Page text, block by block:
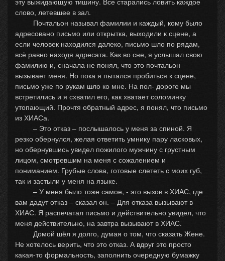
слово, летевшее в зал.
Почтальон называл фамилии и каждый, кому было
адресовано письмо или открытка, выходили к сцене, а
если человек находился далеко, письмо шло по рядам,
всё равно находя адресата. Как во сне, я услышал свою
фамилию и, сначала не понял, что это почтальон
вызывает меня. Но пока я пытался пробиться к сцене,
письмо уже по рукам шло ко мне. На пол- дороге мы
встретились и я схватил его, как хватает соломинку
утопающий. Прочтя обратный адрес, я понял, что письмо
из ХИАСа.
– Это отказ – послышалось у меня за спиной. Я
резко обернулся, желая ответить умнику пару ласковых,
но обернувшись увидел пожилого мужчину с грустным
лицом, смотревшим на меня с сожалением и
пониманием. Грубые слова, готовые слететь с моих губ,
так и застыли у меня на языке.
– У меня было тоже самое, - это вызов в ХИАС, где
вам дадут отказ – сказал он. – Для отказа вызывают в
ХИАС. Я распечатал письмо и действительно увидел, что
меня действительно, на завтра вызывают в ХИАС.
Домой шёл я долго, думая о том, что сказать Жене.
Не хотелось верить, что это отказ. А вдруг это просто
какая-то формальность, заполнить очередную бумажку